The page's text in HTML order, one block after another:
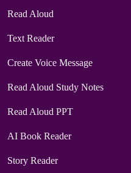
Read Aloud
Text Reader
Create Voice Message
Read Aloud Study Notes
Read Aloud PPT
AI Book Reader
Story Reader